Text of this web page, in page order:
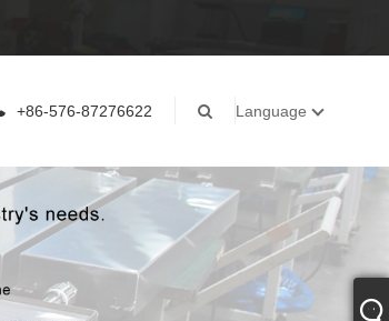
+86-576-87276622 Language